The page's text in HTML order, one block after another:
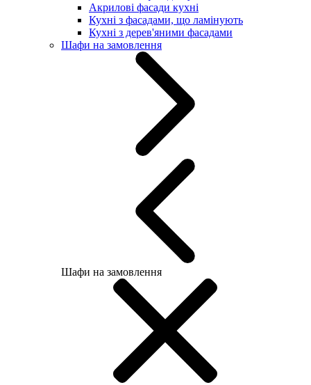
Акрилові фасади кухні
Кухні з фасадами, що ламінують
Кухні з дерев'яними фасадами
Шафи на замовлення
Шафи на замовлення